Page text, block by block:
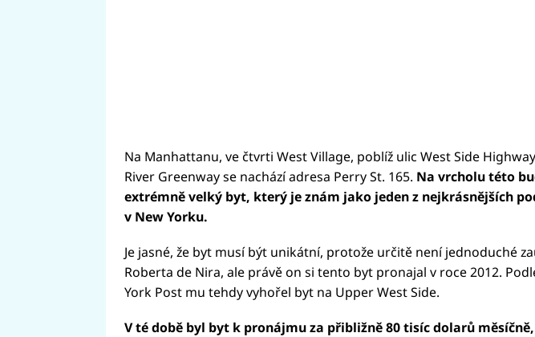
Na Manhattanu, ve čtvrti West Village, poblíž ulic West Side
River Greenway se nachází adresa Perry St. 165. Na vrcholu této
extrémně velký byt, který je znám jako jeden z nejkrásnějších
v New Yorku.
Je jasné, že byt musí být unikátní, protože určitě není jednoduché
Roberta de Nira, ale právě on si tento byt pronajal v roce 2012.
York Post mu tehdy vyhořel byt na Upper West Side.
V té době byl byt k pronájmu za přibližně 80 tisíc dolarů